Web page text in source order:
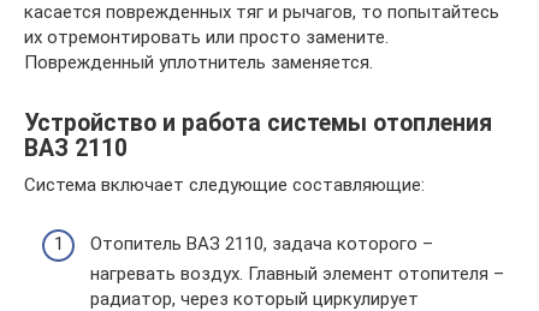
касается поврежденных тяг и рычагов, то попытайтесь
их отремонтировать или просто замените.
Поврежденный уплотнитель заменяется.
Устройство и работа системы отопления
ВАЗ 2110
Система включает следующие составляющие:
Отопитель ВАЗ 2110, задача которого –
нагревать воздух. Главный элемент отопителя –
радиатор, через который циркулирует